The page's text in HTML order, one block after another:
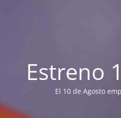
Estreno
El 10 de Agosto